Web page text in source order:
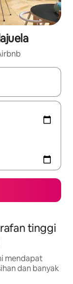
anak panah
tinggi
mendapat
dan banyak